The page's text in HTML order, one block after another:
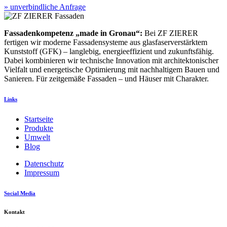
» unverbindliche Anfrage
Fassadenkompetenz „made in Gronau“: Bei ZF ZIERER
fertigen wir moderne Fassadensysteme aus glasfaserverstärktem
Kunststoff (GFK) – langlebig, energieeffizient und zukunftsfähig.
Dabei kombinieren wir technische Innovation mit architektonischer
Vielfalt und energetische Optimierung mit nachhaltigem Bauen und
Sanieren. Für zeitgemäße Fassaden – und Häuser mit Charakter.
Links
Startseite
Produkte
Umwelt
Blog
Datenschutz
Impressum
Social Media
Kontakt